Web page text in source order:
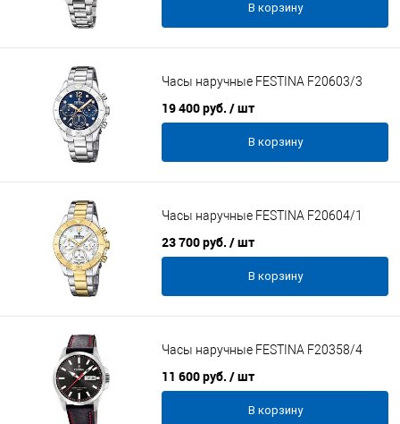
В корзину
Часы наручные FESTINA F20603/3
19 400 руб. / шт
В корзину
Часы наручные FESTINA F20604/1
23 700 руб. / шт
В корзину
Часы наручные FESTINA F20358/4
11 600 руб. / шт
В корзину